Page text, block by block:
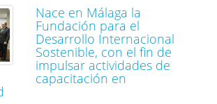
Nace en Málaga la
Fundación para el
Desarrollo Internacional
Sostenible, con el fin de
impulsar actividades de
capacitación en